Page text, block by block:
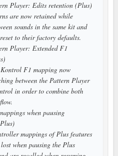
Player: Edits retention (Plus)
are now retained while
sounds in the same kit and
to their factory defaults.
Player: Extended F1
Kontrol F1 mapping now
between the Pattern Player
in order to combine both
when pausing
mappings of Plus features
when pausing the Plus